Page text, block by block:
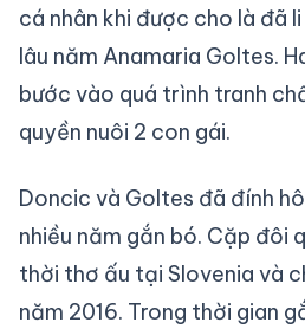
cá nhân khi được cho là đã
lâu năm Anamaria Goltes.
bước vào quá trình tranh
quyền nuôi 2 con gái.
Doncic và Goltes đã đính
nhiều năm gắn bó. Cặp đôi
thời thơ ấu tại Slovenia và
năm 2016. Trong thời gian